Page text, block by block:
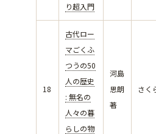
り超入門
18
古代ロー
マごくふ
つうの50
人の歴史
: 無名の
人々の暮
らしの物
河島
思朗
著
さく